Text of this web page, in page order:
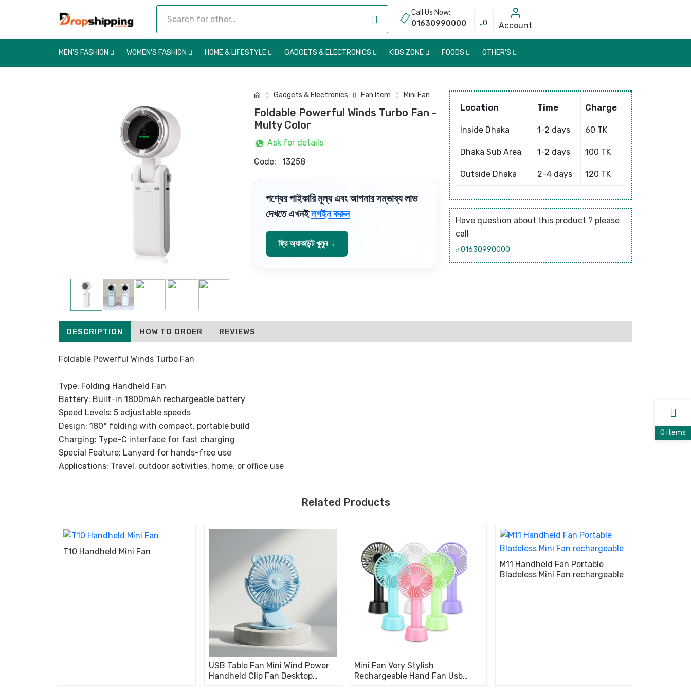
Call Us Now:
01630990000 0 Account
MEN'S FASHION WOMEN'S FASHION HOME & LIFESTYLE GADGETS & ELECTRONICS KIDS ZONE FOODS OTHER'S
Gadgets & Electronics Fan Item Mini Fan
Foldable Powerful Winds Turbo Fan -
Multy Color
Ask for details
Code:
13258
পণ্যের পাইকারি মূল্য এবং আপনার সম্ভাব্য লাভ
দেখতে এখনইলগইন করুন
ফ্রি অ্যাকাউন্ট খুলুন→
Location Time Charge
Inside Dhaka 1-2 days 60 TK
Dhaka Sub Area 1-2 days 100 TK
Outside Dhaka 2-4 days 120 TK
Have question about this product ? please
call
01630990000
DESCRIPTION HOW TO ORDER REVIEWS
Foldable Powerful Winds Turbo Fan
Type: Folding Handheld Fan
Battery: Built-in 1800mAh rechargeable battery
Speed Levels: 5 adjustable speeds
Design: 180° folding with compact, portable build
Charging: Type-C interface for fast charging
Special Feature: Lanyard for hands-free use
Applications: Travel, outdoor activities, home, or office use
Related Products
T10 Handheld Mini Fan
USB Table Fan Mini Wind Power
Handheld Clip Fan Desktop
Mini Fan Very Stylish
Rechargeable Hand Fan Usb
M11 Handheld Fan Portable
Bladeless Mini Fan rechargeable
0 items